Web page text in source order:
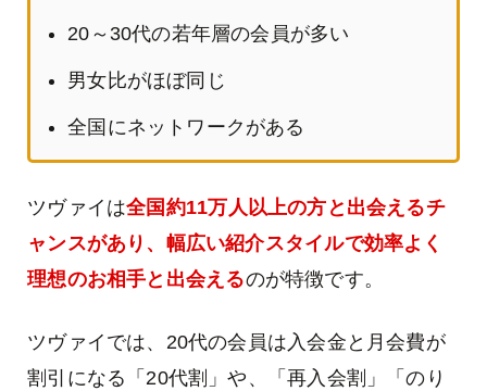
20～30代の若年層の会員が多い
男女比がほぼ同じ
全国にネットワークがある
ツヴァイは全国 約11万人以上の方と出会えるチ
ャンスがあり、幅広い紹介スタイルで効率よく
理想のお相手と出会えるのが特徴です。
ツヴァイでは、20代の会員は入会金と月会費が
割引になる「20代割」や、「再入会割」「のり